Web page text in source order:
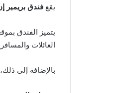
يقع فندق بريمير
يتميز الفندق
العائلات
بالإضافة إلى